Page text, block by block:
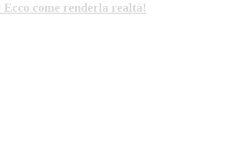
come renderla realtà!